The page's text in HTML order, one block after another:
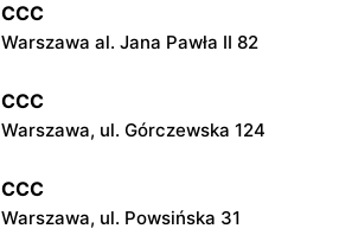
CCC
Warszawa al. Jana Pawła II 82
CCC
Warszawa, ul. Górczewska 124
CCC
Warszawa, ul. Powsińska 31